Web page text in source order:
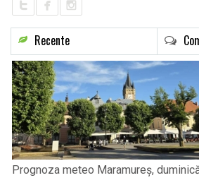
Recente
Prognoza meteo Maramureș,